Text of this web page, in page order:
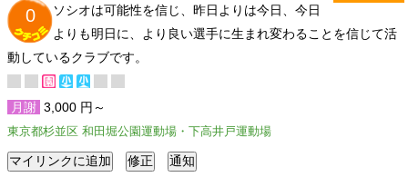
0
ソシオは可能性を信じ、昨日よりは今日、今日
よりも明日に、より良い選手に生まれ変わることを信じて活
動しているクラブです。
月謝 3,000 円～
東京都杉並区 和田堀公園運動場・下高井戸運動場